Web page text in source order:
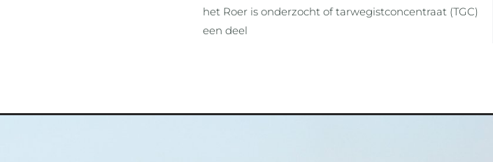
het Roer is onderzocht of tarwegistconcentraat (TGC)
een deel